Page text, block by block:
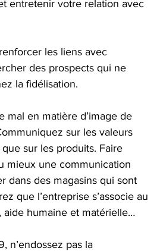
entretenir votre relation avec
les liens avec
des prospects qui ne
la fidélisation.
mal en matière d’image de
sur les valeurs
sur les produits. Faire
mieux une communication
dans des magasins qui sont
que l’entreprise s’associe au
aide humaine et matérielle…
n’endossez pas la